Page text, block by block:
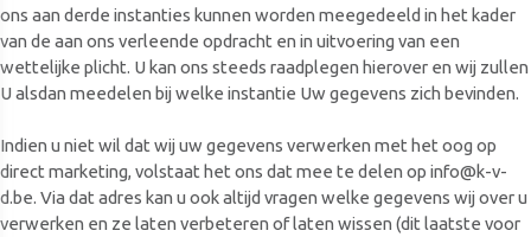
ons aan derde instanties kunnen worden meegedeeld in het kader
van de aan ons verleende opdracht en in uitvoering van een
wettelijke plicht. U kan ons steeds raadplegen hierover en wij zullen
U alsdan meedelen bij welke instantie Uw gegevens zich bevinden.
Indien u niet wil dat wij uw gegevens verwerken met het oog op
direct marketing, volstaat het ons dat mee te delen op info@k-v-
d.be. Via dat adres kan u ook altijd vragen welke gegevens wij over u
verwerken en ze laten verbeteren of laten wissen (dit laatste voor